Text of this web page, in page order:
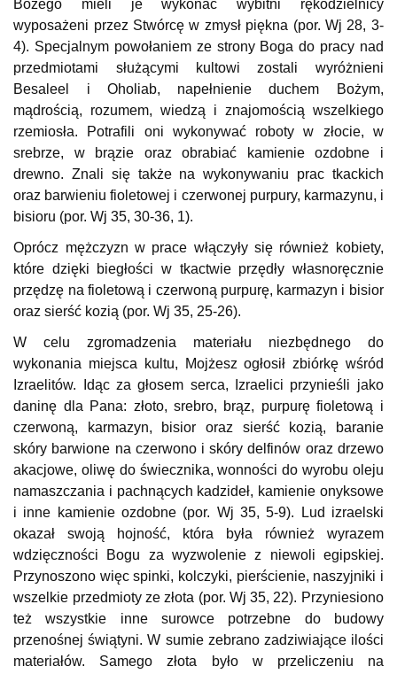
Bożego mieli je wykonać wybitni rękodzielnicy
wyposażeni przez Stwórcę w zmysł piękna (por. Wj 28, 3-
4). Specjalnym powołaniem ze strony Boga do pracy nad
przedmiotami służącymi kultowi zostali wyróżnieni
Besaleel i Oholiab, napełnienie duchem Bożym,
mądrością, rozumem, wiedzą i znajomością wszelkiego
rzemiosła. Potrafili oni wykonywać roboty w złocie, w
srebrze, w brązie oraz obrabiać kamienie ozdobne i
drewno. Znali się także na wykonywaniu prac tkackich
oraz barwieniu fioletowej i czerwonej purpury, karmazynu, i
bisioru (por. Wj 35, 30-36, 1).
Oprócz mężczyzn w prace włączyły się również kobiety,
które dzięki biegłości w tkactwie przędły własnoręcznie
przędzę na fioletową i czerwoną purpurę, karmazyn i bisior
oraz sierść kozią (por. Wj 35, 25-26).
W celu zgromadzenia materiału niezbędnego do
wykonania miejsca kultu, Mojżesz ogłosił zbiórkę wśród
Izraelitów. Idąc za głosem serca, Izraelici przynieśli jako
daninę dla Pana: złoto, srebro, brąz, purpurę fioletową i
czerwoną, karmazyn, bisior oraz sierść kozią, baranie
skóry barwione na czerwono i skóry delfinów oraz drzewo
akacjowe, oliwę do świecznika, wonności do wyrobu oleju
namaszczania i pachnących kadzideł, kamienie onyksowe
i inne kamienie ozdobne (por. Wj 35, 5-9). Lud izraelski
okazał swoją hojność, która była również wyrazem
wdzięczności Bogu za wyzwolenie z niewoli egipskiej.
Przynoszono więc spinki, kolczyki, pierścienie, naszyjniki i
wszelkie przedmioty ze złota (por. Wj 35, 22). Przyniesiono
też wszystkie inne surowce potrzebne do budowy
przenośnej świątyni. W sumie zebrano zadziwiające ilości
materiałów. Samego złota było w przeliczeniu na